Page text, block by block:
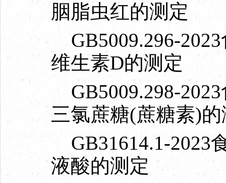
胭脂虫红的测定
GB5009.296-
维生素D的测定
GB5009.298-
三氯蔗糖(蔗糖素)
GB31614.1-2023
液酸的测定